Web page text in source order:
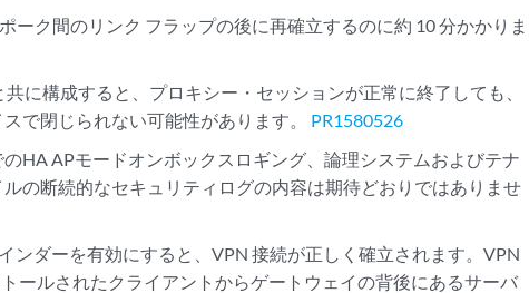
ーク間のリンク フラップの後に再確立するのに約 10 分かかりま
共に構成すると、プロキシー・セッションが正常に終了しても、
で閉じられない可能性があります。 PR1580526
HA APモードオンボックスロギング、論理システムおよびテナ
の断続的なセキュリティログの内容は期待どおりではありませ
ンダーを有効にすると、VPN 接続が正しく確立されます。VPN
ールされたクライアントからゲートウェイの背後にあるサーバ